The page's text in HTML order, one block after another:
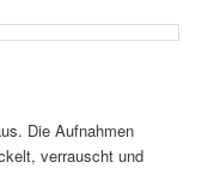
Die Aufnahmen
verrauscht und